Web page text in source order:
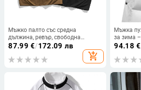
Мъжко палто със средна
дължина, ревър, свободна
кройка, еднобортно
87.99 €/172.09 лв
add_shopping_cart
Мъжка
за зима
стояща
пълнеж:
600,
94.18 €